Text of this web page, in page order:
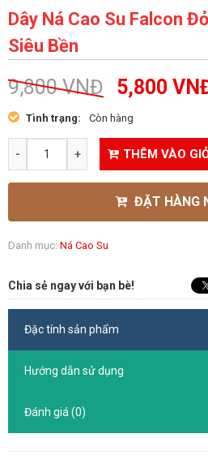
Dây Ná Cao Su Falcon
Siêu Bền
9,800VNĐ 5,800
Tình trạng: Còn hàng
THÊM VÀO
ĐẶT HÀNG
Danh mục: Ná Cao Su
Chia sẻ ngay với bạn bè!
Đặc tính sản phẩm
Hướng dẫn sử dụng
Đánh giá (0)